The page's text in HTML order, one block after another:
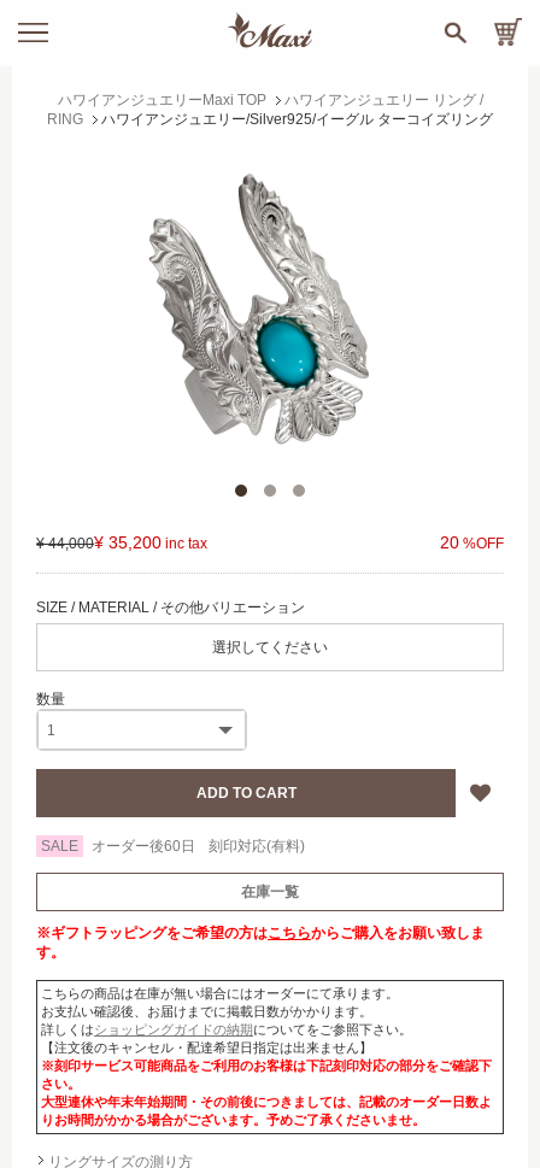
ハワイアンジュエリーMaxi TOP
ハワイアンジュエリー リング /
RING
ハワイアンジュエリー/Silver925/イーグル ターコイズリング
¥ 44,000¥ 35,200 20
選択してください
SALE オーダー後60日 刻印対応(有料)
在庫一覧
※ギフトラッピングをご希望の方はこちらからご購入をお願い致しま
す。
こちらの商品は在庫が無い場合にはオーダーにて承ります。
お支払い確認後、お届けまでに掲載日数がかかります。
詳しくはショッピングガイドの納期についてをご参照下さい。
【注文後のキャンセル・配達希望日指定は出来ません】
※刻印サービス可能商品をご利用のお客様は下記刻印対応の部分をご確認下
さい。
大型連休や年末年始期間・その前後につきましては、記載のオーダー日数よ
りお時間がかかる場合がございます。予めご了承くださいませ。
リングサイズの測り方